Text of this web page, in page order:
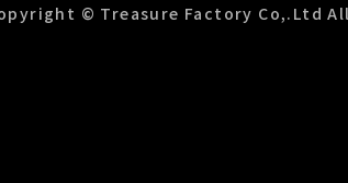
© Treasure Factory Co,.Ltd